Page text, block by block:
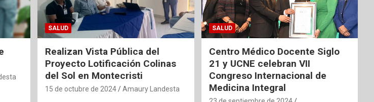
SALUD
Realizan Vista Pública del
Proyecto Lotificación Colinas
del Sol en Montecristi
15 de octubre de 2024 Amaury Landesta
SALUD
Centro Médico Docente Siglo
21 y UCNE celebran VII
Congreso Internacional de
Medicina Integral